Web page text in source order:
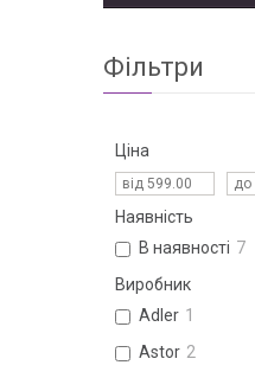
Фільтри
Ціна
Наявність
В наявності 7
Виробник
Adler 1
Astor 2